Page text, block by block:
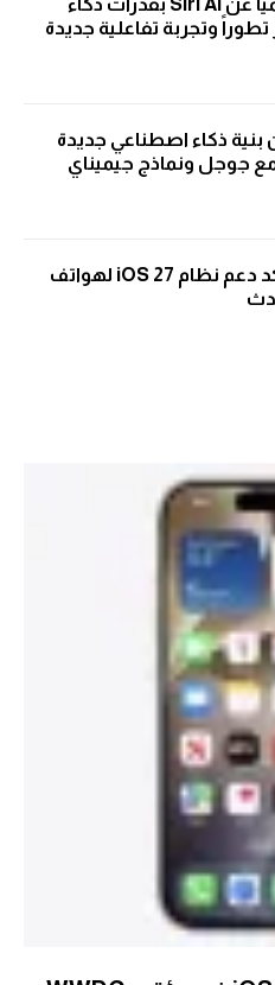
أبل تعلن رسمياً عن Siri AI بقدرات ذكاء
وتجربة تفاعلية جديدة
ذكاء اصطناعي جديدة
مع جوجل ونماذج جيميناي
شركة أبل تؤكد دعم نظام iOS 27 لهواتف